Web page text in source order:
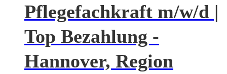
Pflegefachkraft m/w/d |
Top Bezahlung -
Hannover, Region